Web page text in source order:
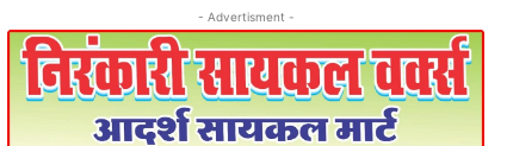
- Advertisment -